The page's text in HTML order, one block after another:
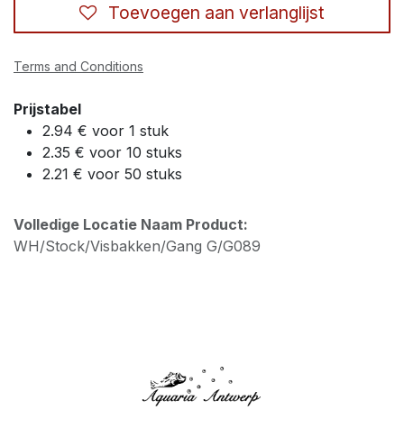
Toevoegen aan verlanglijst
Terms and Conditions
Prijstabel
2.94 € voor 1 stuk
2.35 € voor 10 stuks
2.21 € voor 50 stuks
Volledige Locatie Naam Product:
WH/Stock/Visbakken/Gang G/G089